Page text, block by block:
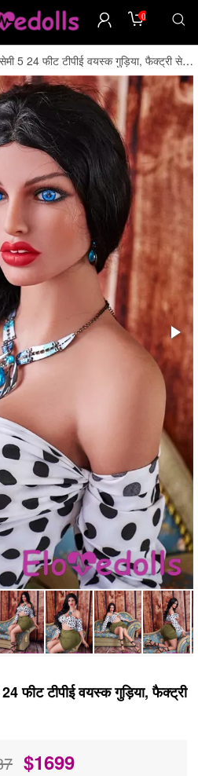
0
5 24 फीट टीपीई वयस्क गुड़िया, फैक्ट्री से
फीट टीपीई वयस्क गुड़िया, फैक्ट्री
$1699